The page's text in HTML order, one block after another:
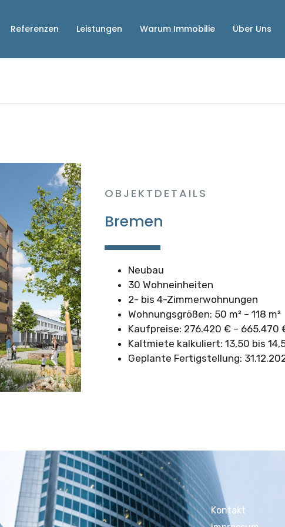
Referenzen Leistungen Warum Immobilie Über Uns
OBJEKTDETAILS
Bremen
Neubau
30 Wohneinheiten
2- bis 4-Zimmerwohnungen
Wohnungsgrößen: 50 m² – 118 m²
Kaufpreise: 276.420 € – 665.470
Kaltmiete kalkuliert: 13,50 bis
Geplante Fertigstellung:
Kontakt